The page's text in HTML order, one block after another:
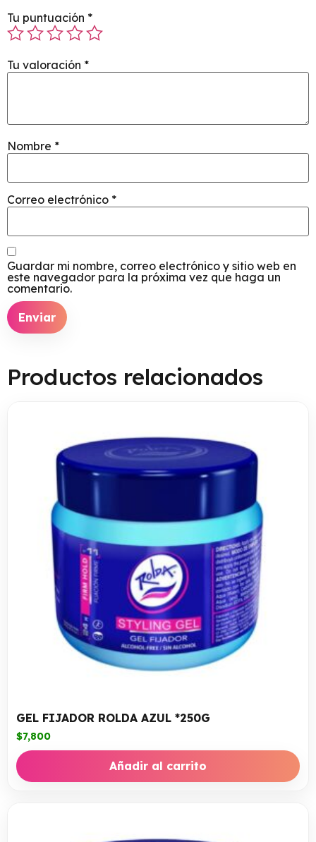
Tu puntuación *
Tu valoración *
Nombre *
Correo electrónico *
Guardar mi nombre, correo electrónico y sitio web en
este navegador para la próxima vez que haga un
comentario.
Productos relacionados
GEL FIJADOR ROLDA AZUL *250G
$7,800
Añadir al carrito